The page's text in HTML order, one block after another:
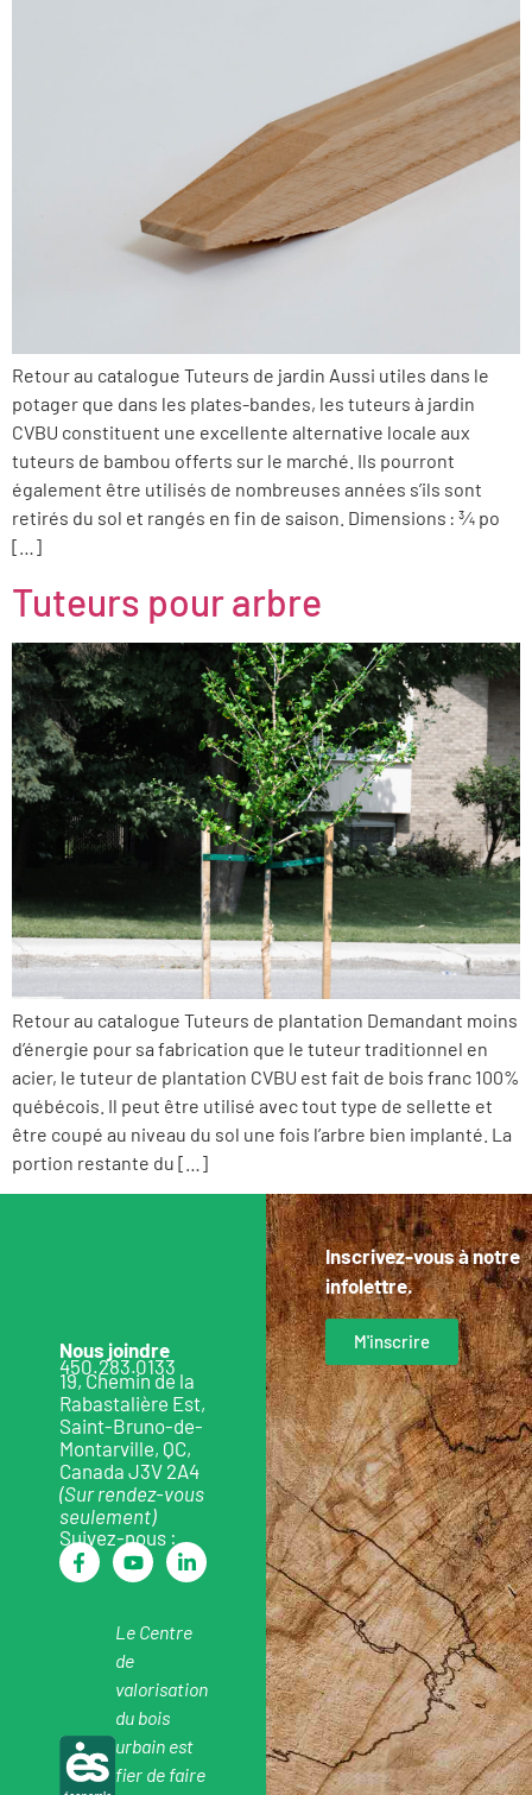
Retour au catalogue Tuteurs de jardin Aussi utiles dans le
potager que dans les plates-bandes, les tuteurs à jardin
CVBU constituent une excellente alternative locale aux
tuteurs de bambou offerts sur le marché. Ils pourront
également être utilisés de nombreuses années s’ils sont
retirés du sol et rangés en fin de saison. Dimensions : ¾ po
[…]
Tuteurs pour arbre
Retour au catalogue Tuteurs de plantation Demandant moins
d’énergie pour sa fabrication que le tuteur traditionnel en
acier, le tuteur de plantation CVBU est fait de bois franc 100%
québécois. Il peut être utilisé avec tout type de sellette et
être coupé au niveau du sol une fois l’arbre bien implanté. La
portion restante du […]
Nous joindre
450.283.0133
19, Chemin de la
Rabastalière Est,
Saint-Bruno-de-
Montarville, QC,
Canada J3V 2A4
(Sur rendez-vous
seulement)
Suivez-nous :
Le Centre
de
valorisation
du bois
urbain est
fier de faire
Inscrivez-vous à notre
infolettre.
M'inscrire